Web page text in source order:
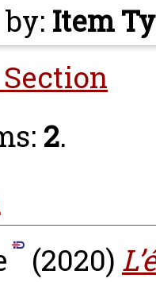
Item
2.
(2020)